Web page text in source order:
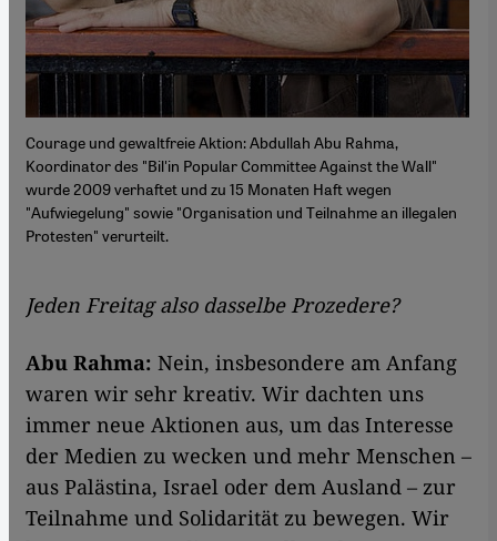
Courage und gewaltfreie Aktion: Abdullah Abu Rahma,
Koordinator des "Bil'in Popular Committee Against the Wall"
wurde 2009 verhaftet und zu 15 Monaten Haft wegen
"Aufwiegelung" sowie "Organisation und Teilnahme an illegalen
Protesten" verurteilt.
Jeden Freitag also dasselbe Prozedere?
Abu Rahma: Nein, insbesondere am Anfang
waren wir sehr kreativ. Wir dachten uns
immer neue Aktionen aus, um das Interesse
der Medien zu wecken und mehr Menschen –
aus Palästina, Israel oder dem Ausland – zur
Teilnahme und Solidarität zu bewegen. Wir